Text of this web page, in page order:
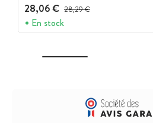
28,06 € Prix avant réduction :
28,29 €
En stock